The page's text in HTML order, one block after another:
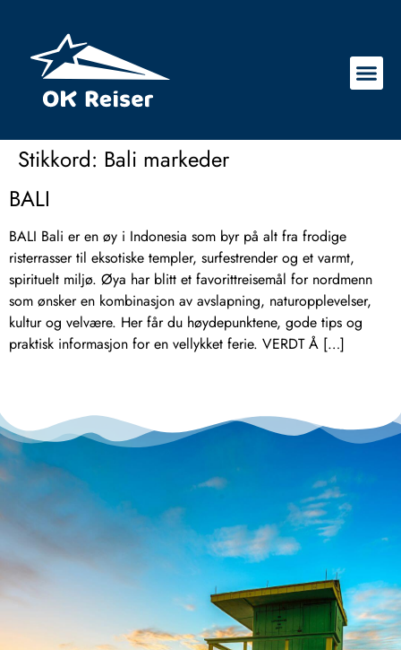
Stikkord: Bali markeder
BALI
BALI Bali er en øy i Indonesia som byr på alt fra frodige
risterrasser til eksotiske templer, surfestrender og et varmt,
spirituelt miljø. Øya har blitt et favorittreisemål for nordmenn
som ønsker en kombinasjon av avslapning, naturopplevelser,
kultur og velvære. Her får du høydepunktene, gode tips og
praktisk informasjon for en vellykket ferie. VERDT Å […]